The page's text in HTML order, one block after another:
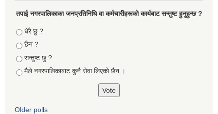
तपा‌ई नगरपालिकाका जनप्रतिनिधि वा कर्मचारीहरूकाे कार्यबाट सन्तुष्ट हुनुहुन्छ ?
Choices
धेरै छु ?
छैन ?
सन्तुष्ट छु ?
मैले नगरपालिकाबाट कुनै सेवा लिएकाे छैन ।
Older polls